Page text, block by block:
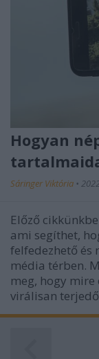
Hogyan
Sáringer Viktória •
Előző
ami segíthet,
felfedezhető és
média térben.
meg, hogy mire
virálisan